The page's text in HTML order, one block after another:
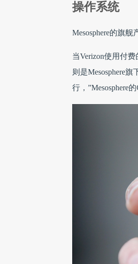
操作系统
Mesosphere的旗
当Verizon使用付
则是Mesosphere
行，”Mesosphere